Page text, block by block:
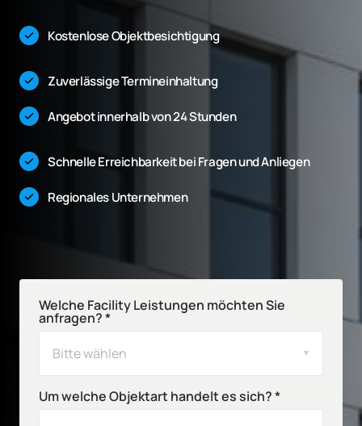
Kostenlose Objektbesichtigung
Zuverlässige Termineinhaltung
Angebot innerhalb von 24 Stunden
Schnelle Erreichbarkeit bei Fragen und Anliegen
Regionales Unternehmen
Welche Facility Leistungen möchten Sie
anfragen? *
Bitte wählen
Um welche Objektart handelt es sich? *